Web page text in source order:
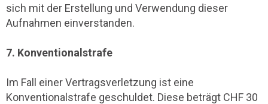
sich mit der Erstellung und Verwendung dieser
Aufnahmen einverstanden.
7. Konventionalstrafe
Im Fall einer Vertragsverletzung ist eine
Konventionalstrafe geschuldet. Diese beträgt CHF 30